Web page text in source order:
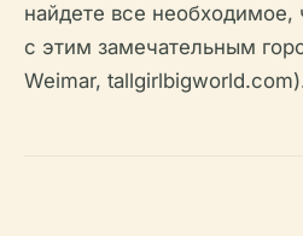
найдете все необходимое,
с этим замечательным
Weimar,